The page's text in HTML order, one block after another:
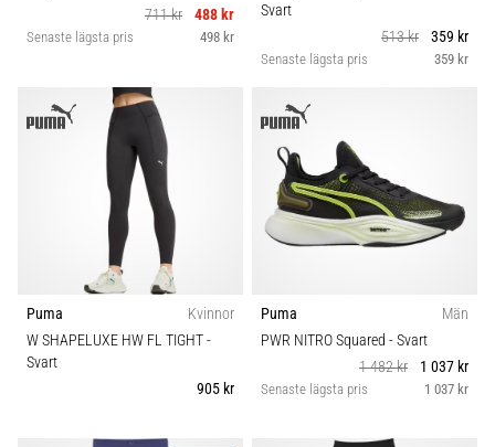
711 kr
488 kr
Senaste lägsta pris 498 kr
Svart
513 kr
359 kr
Senaste lägsta pris 359 kr
Puma
Kvinnor
W SHAPELUXE HW FL TIGHT-
Svart
905 kr
Puma
Män
PWR NITRO Squared - Svart
1 482 kr
1 037 kr
Senaste lägsta pris 1 037 kr